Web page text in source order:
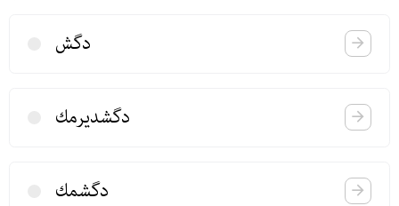
دگش
دگشدیرمك
دگشمك